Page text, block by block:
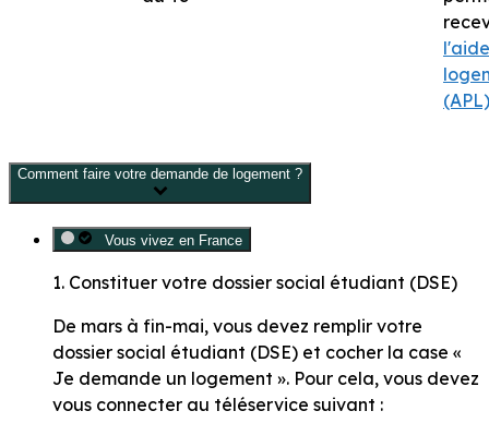
(APL)
Comment faire votre demande de logement ?
Vous vivez en France
1. Constituer votre dossier social étudiant (DSE)
De mars à fin-mai, vous devez remplir votre
dossier social étudiant (DSE) et cocher la case «
Je demande un logement ». Pour cela, vous devez
vous connecter au téléservice suivant :